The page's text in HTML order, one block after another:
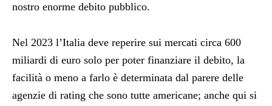
nostro enorme debito pubblico.
Nel 2023 l’Italia deve reperire sui mercati circa 600
miliardi di euro solo per poter finanziare il debito, la
facilità o meno a farlo è determinata dal parere delle
agenzie di rating che sono tutte americane; anche qui si